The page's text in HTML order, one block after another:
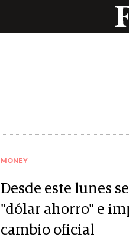
MONEY
Desde este lunes
"dólar ahorro" e
cambio oficial